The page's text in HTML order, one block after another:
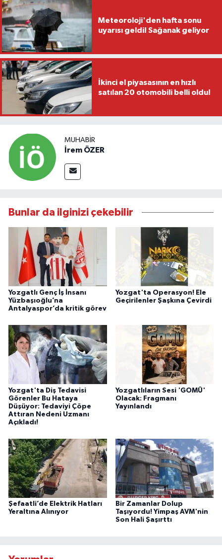
Meteoroloji'den hafta sonu
uyarısı geldi! Sağanak geliyor
İkinci el piyasasının en hızlı
satılan 20 otomobili belli oldu!
MUHABIR
İrem ÖZER
Bunlar da ilginizi çekebilir
Yozgatlı Genç İş İnsanı
Yüzbaşıoğlu’na
Antalyaspor’da kritik görev
Yozgat'ta Operasyon! Ele
Geçirilenler Şaşkına Çevirdi
Yozgat'ta Diş Tedavisi
Görenler Bu Hataya
Düşüyor: Tedaviyi Çöpe
Attıran Nedeni Uzmanı
Açıkladı!
Yozgatlıların Sesi 'GOMÜ'
Olacak: Fragmanı
Yayınlandı
Şefaatli’de Elektrik Hatları
Yeraltına Alınıyor
Bir Zamanlar Dolup
Taşıyordu! Yimpaş AVM'nin
Son Hali Şaşırttı